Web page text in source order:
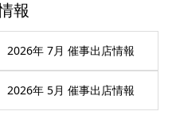
報
2026年 7月 催事出店情報
2026年 5月 催事出店情報